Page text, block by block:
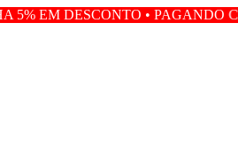
• PAGANDO COM PIX